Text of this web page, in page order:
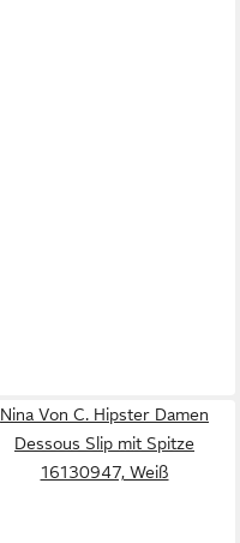
Nina Von C. Hipster Damen
Dessous Slip mit Spitze
16130947, Weiß